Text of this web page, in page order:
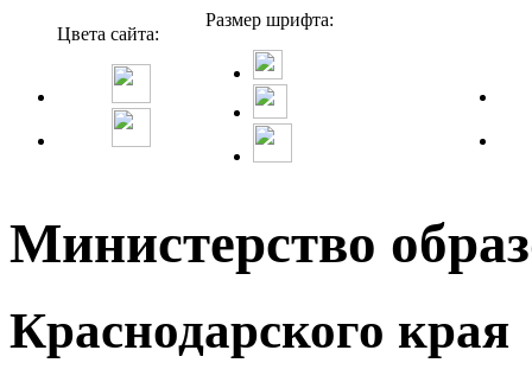
Цвета сайта:
Размер шрифта:
Министерство
Краснодарского края